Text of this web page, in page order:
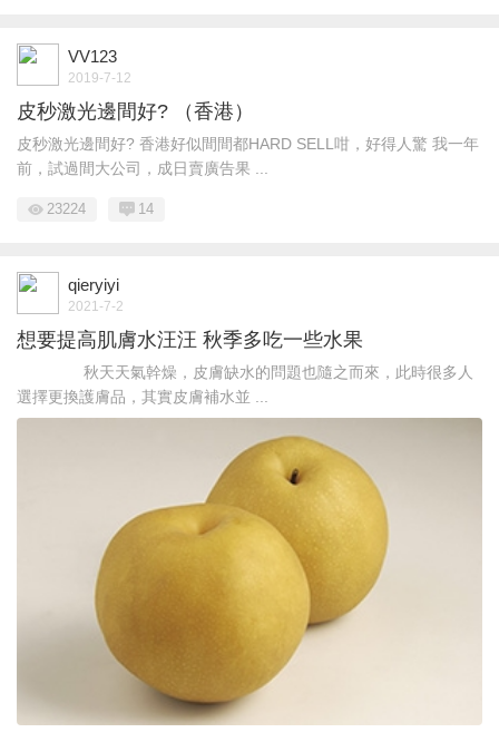
VV123
2019-7-12
皮秒激光邊間好? （香港）
皮秒激光邊間好? 香港好似間間都HARD SELL咁，好得人驚 我一年
前，試過間大公司，成日賣廣告果 ...
23224 14
qieryiyi
2021-7-2
想要提高肌膚水汪汪 秋季多吃一些水果
秋天天氣幹燥，皮膚缺水的問題也隨之而來，此時很多人
選擇更換護膚品，其實皮膚補水並 ...